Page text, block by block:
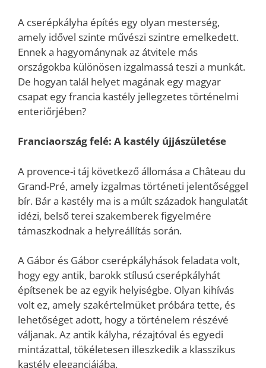
A cserépkályha építés egy olyan mesterség,
amely idővel szinte művészi szintre emelkedett.
Ennek a hagyománynak az átvitele más
országokba különösen izgalmassá teszi a munkát.
De hogyan talál helyet magának egy magyar
csapat egy francia kastély jellegzetes történelmi
enteriőrjében?
Franciaország felé: A kastély újjászületése
A provence-i táj következő állomása a Château du
Grand-Pré, amely izgalmas történeti jelentőséggel
bír. Bár a kastély ma is a múlt századok hangulatát
idézi, belső terei szakemberek figyelmére
támaszkodnak a helyreállítás során.
A Gábor és Gábor cserépkályhások feladata volt,
hogy egy antik, barokk stílusú cserépkályhát
építsenek be az egyik helyiségbe. Olyan kihívás
volt ez, amely szakértelmüket próbára tette, és
lehetőséget adott, hogy a történelem részévé
váljanak. Az antik kályha, rézajtóval és egyedi
mintázattal, tökéletesen illeszkedik a klasszikus
kastély eleganciájába.